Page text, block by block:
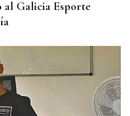
al Galicia Esporte